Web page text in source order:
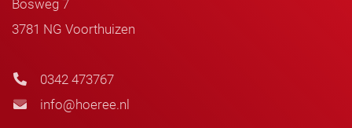
Bosweg 7
3781 NG Voorthuizen
0342 473767
info@hoeree.nl